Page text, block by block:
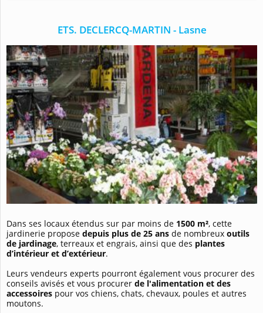
ETS. DECLERCQ-MARTIN - Lasne
Dans ses locaux étendus sur par moins de 1500 m², cette
jardinerie propose depuis plus de 25 ans de nombreux outils
de jardinage, terreaux et engrais, ainsi que des plantes
d’intérieur et d’extérieur.
Leurs vendeurs experts pourront également vous procurer des
conseils avisés et vous procurer de l'alimentation et des
accessoires pour vos chiens, chats, chevaux, poules et autres
moutons.